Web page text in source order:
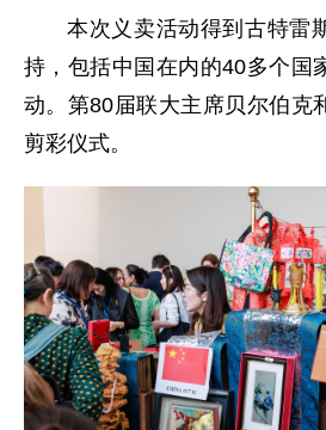
本次义卖活动得到古特雷
持，包括中国在内的40多个国
动。第80届联大主席贝尔伯克
剪彩仪式。